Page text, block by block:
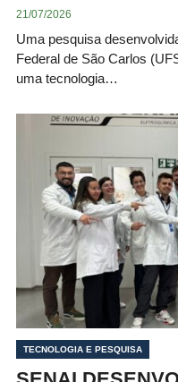
21/07/2026
Uma pesquisa
Federal de São Carlos
uma tecnologia…
TECNOLOGIA E PESQUISA